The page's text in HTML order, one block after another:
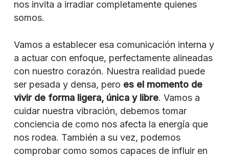
nos invita a irradiar completamente quienes
somos.
Vamos a establecer esa comunicación interna y
a actuar con enfoque, perfectamente alineadas
con nuestro corazón. Nuestra realidad puede
ser pesada y densa, pero es el momento de
vivir de forma ligera, única y libre. Vamos a
cuidar nuestra vibración, debemos tomar
conciencia de como nos afecta la energía que
nos rodea. También a su vez, podemos
comprobar como somos capaces de influir en